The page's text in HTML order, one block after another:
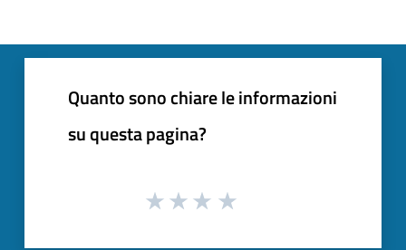
Quanto sono chiare le informazioni
su questa pagina?